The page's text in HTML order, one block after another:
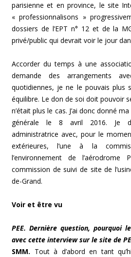
parisienne et en province, le site
« professionnalisons »
dossiers de l’EPT n° 12 et de la
privé/public qui devrait voir le jour
Accorder du temps à une
demande des arrangements
quotidiennes, je ne le pouvais plus
équilibre. Le don de soi doit pouvoir
n’était plus le cas. J’ai donc donné
générale le 8 avril 2016. Je
administratrice avec, pour le
extérieures, l’une à la
l’environnement de l’aérodrome
commission de suivi de site de
de-Grand.
Voir et être vu
PEE. Dernière question, pourquoi
avec cette interview sur le site de
SMM. Tout à d’abord en tant